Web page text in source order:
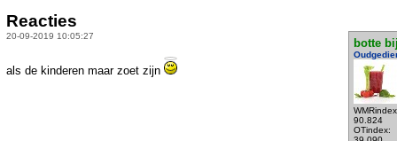
Reacties
20-09-2019 10:05:27
botte
90.824
OTindex:
als de kinderen maar zoet zijn